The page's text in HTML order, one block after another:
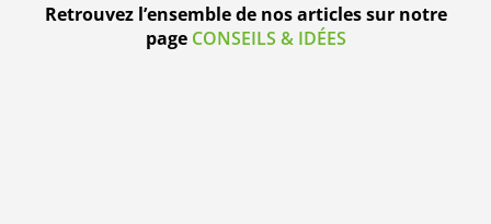
Retrouvez l’ensemble de nos articles sur notre
page CONSEILS & IDÉES